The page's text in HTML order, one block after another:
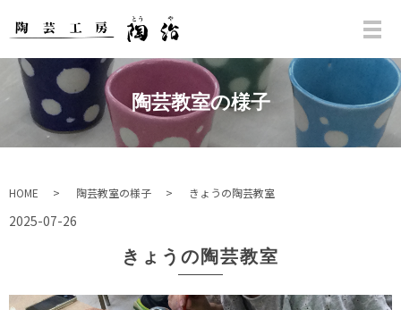
陶芸教室の様子
HOME 陶芸教室の様子 きょうの陶芸教室
2025-07-26
きょうの陶芸教室